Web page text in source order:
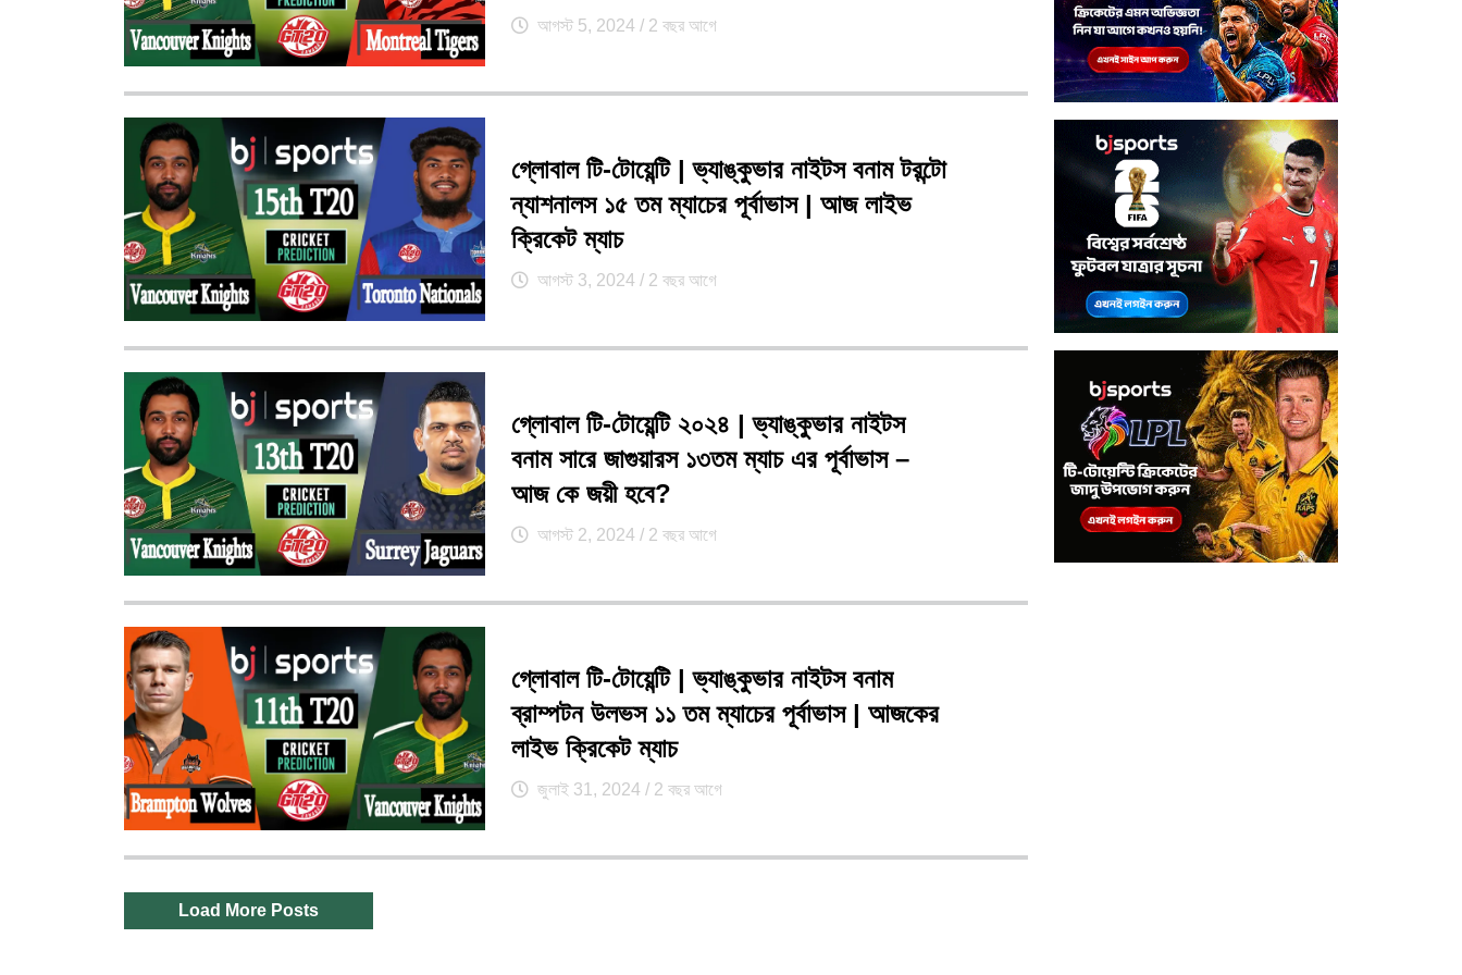
আগস্ট 5, 2024 / 2 বছর আগে
গ্লোবাল টি-টোয়েন্টি | ভ্যাঙ্কুভার নাইটস বনাম টরন্টো
ন্যাশনালস ১৫ তম ম্যাচের পূর্বাভাস | আজ লাইভ
ক্রিকেট ম্যাচ
আগস্ট 3, 2024 / 2 বছর আগে
গ্লোবাল টি-টোয়েন্টি ২০২৪ | ভ্যাঙ্কুভার নাইটস
বনাম সারে জাগুয়ারস ১৩তম ম্যাচ এর পূর্বাভাস –
আজ কে জয়ী হবে?
আগস্ট 2, 2024 / 2 বছর আগে
গ্লোবাল টি-টোয়েন্টি | ভ্যাঙ্কুভার নাইটস বনাম
ব্রাম্পটন উলভস ১১ তম ম্যাচের পূর্বাভাস | আজকের
লাইভ ক্রিকেট ম্যাচ
জুলাই 31, 2024 / 2 বছর আগে
Load More Posts